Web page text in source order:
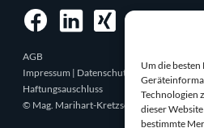
Um die
Technologien
dieser
bestimmte
AGB
Impressum | Datenschutz
Haftungsauschluss
© Mag. Marihart-Kretzschmar